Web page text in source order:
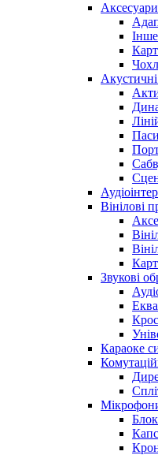
Інше
Вінілові
Звукові
Караоке